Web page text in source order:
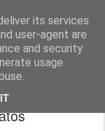
its services
user-agent are
and security
usage
para Manuel